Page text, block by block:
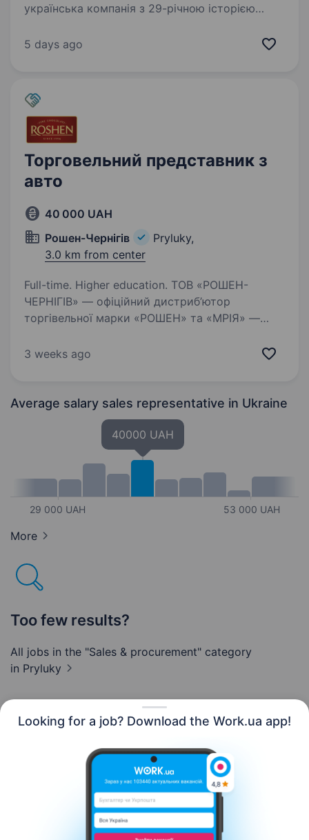
Looking for a job? Download the Work.ua app!
українська компанія з 29-річною історією
алкогольного ринку. Ми створили такі відомі
5 days ago
Торговельний представник з
авто
40 000 UAH
Рошен-Чернігів
Pryluky,
3.0 km from center
Full-time. Higher education. ТОВ «РОШЕН-
ЧЕРНІГІВ» — офіційний дистриб’ютор
торгівельної марки «РОШЕН» та «МРІЯ» —
представник з АВТО». Територіальне
3 weeks ago
Average salary sales representative in Ukraine
29 000 UAH
40000 UAH
53 000 UAH
More
Too few results?
All jobs in the "Sales & procurement" category
in Pryluky